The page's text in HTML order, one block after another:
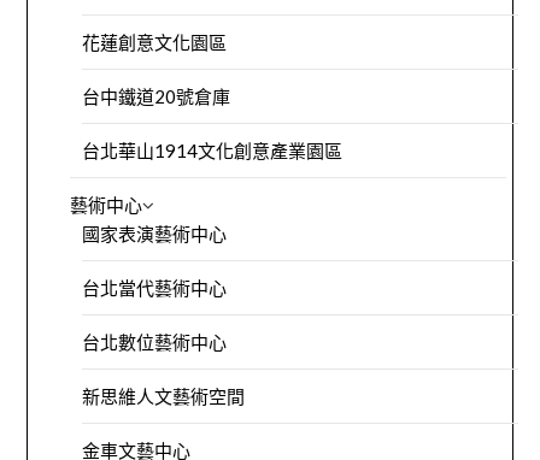
花蓮創意文化園區
台中鐵道20號倉庫
台北華山1914文化創意產業園區
藝術中心
國家表演藝術中心
台北當代藝術中心
台北數位藝術中心
新思維人文藝術空間
金車文藝中心